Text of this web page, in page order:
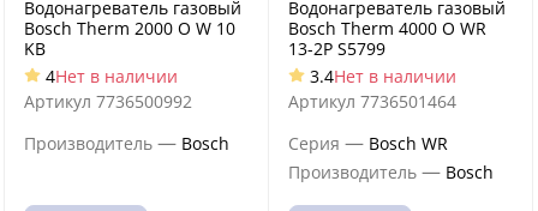
Водонагреватель газовый
Bosch Therm 2000 O W 10
KB
4Нет в наличии
Артикул 7736500992
Производитель — Bosch
Водонагреватель газовый
Bosch Therm 4000 O WR
13-2P S5799
3.4Нет в наличии
Артикул 7736501464
Серия — Bosch WR
Производитель — Bosch